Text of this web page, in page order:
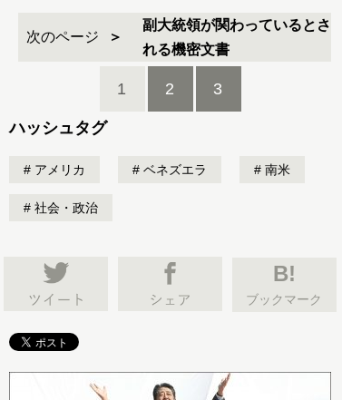
次のページ
副大統領が関わっているとさ
れる機密文書
1 2 3
ハッシュタグ
アメリカ ベネズエラ 南米
社会・政治
B!
ブックマーク